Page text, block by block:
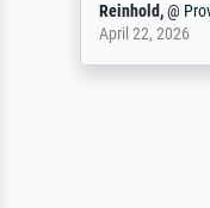
Reinhold,@
April 22, 2026